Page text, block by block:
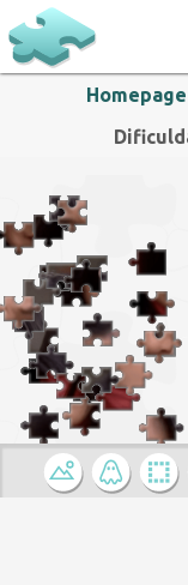
Homepage